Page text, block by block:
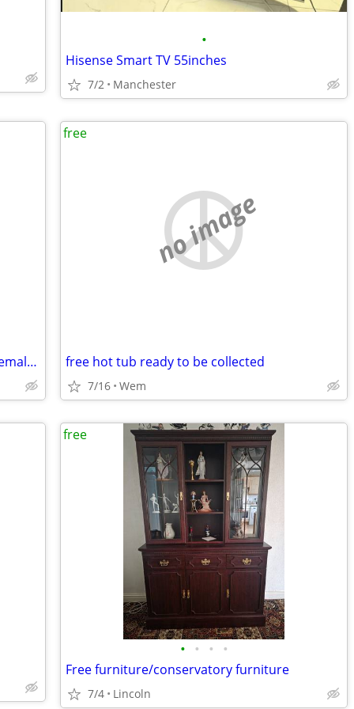
•
Hisense Smart TV 55inches
7/2 Manchester
FREE 8 Inch Girthy Organ Available for Females Whatsapp07964006027
no image
free hot tub ready to be collected
7/16 Wem
free
• • • •
Free furniture/conservatory furniture
7/4 Lincoln
free